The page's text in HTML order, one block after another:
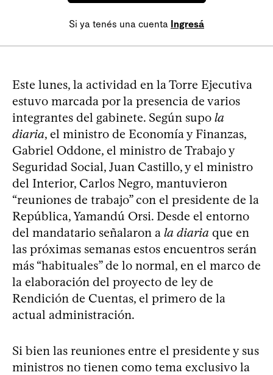
Si ya tenés una cuenta Ingresá
Este lunes, la actividad en la Torre Ejecutiva
estuvo marcada por la presencia de varios
integrantes del gabinete. Según supo la
diaria, el ministro de Economía y Finanzas,
Gabriel Oddone, el ministro de Trabajo y
Seguridad Social, Juan Castillo, y el ministro
del Interior, Carlos Negro, mantuvieron
“reuniones de trabajo” con el presidente de la
República, Yamandú Orsi. Desde el entorno
del mandatario señalaron a la diaria que en
las próximas semanas estos encuentros serán
más “habituales” de lo normal, en el marco de
la elaboración del proyecto de ley de
Rendición de Cuentas, el primero de la
actual administración.
Si bien las reuniones entre el presidente y sus
ministros no tienen como tema exclusivo la